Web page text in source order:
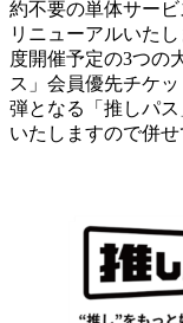
約不要の単体サー
リニューアルいた
度開催予定の3つの
ス」会員優先チケ
弾となる「推しパ
いたしますので併せ